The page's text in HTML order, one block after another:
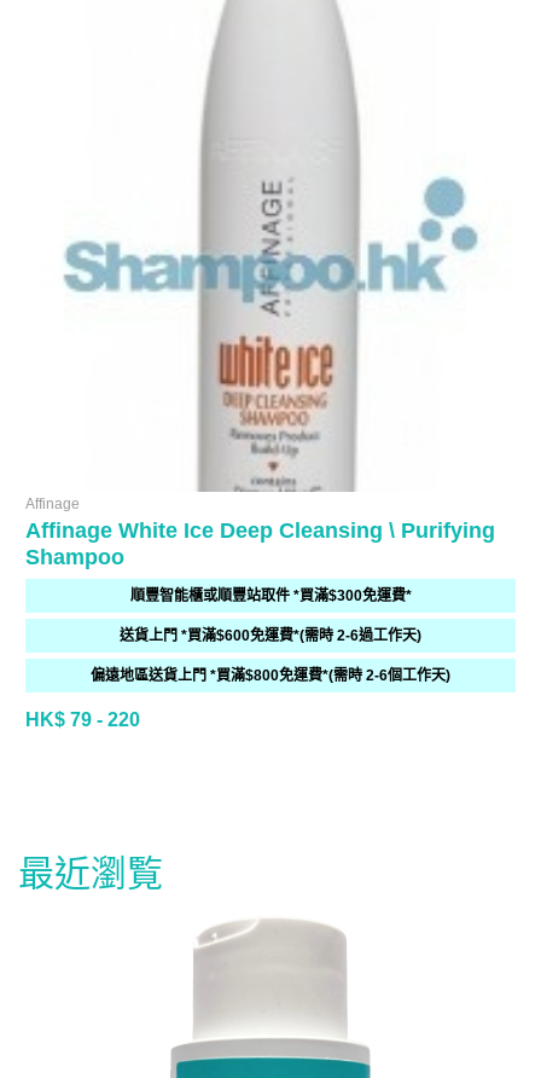
Affinage
Affinage White Ice Deep Cleansing \ Purifying
Shampoo
順豐智能櫃或順豐站取件 *買滿$300免運費*
送貨上門 *買滿$600免運費*(需時 2-6過工作天)
偏遠地區送貨上門 *買滿$800免運費*(需時 2-6個工作天)
HK$ 79 - 220
最近瀏覧